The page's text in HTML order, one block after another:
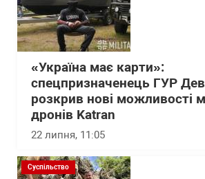
«Україна має карти»:
спецпризначенець ГУР
розкрив нові можливості
дронів Katran
22 липня, 11:05
Суспільство